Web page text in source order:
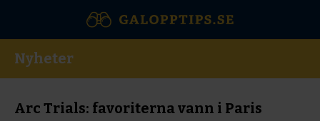
Nyheter
Arc Trials: favoriterna vann i Paris